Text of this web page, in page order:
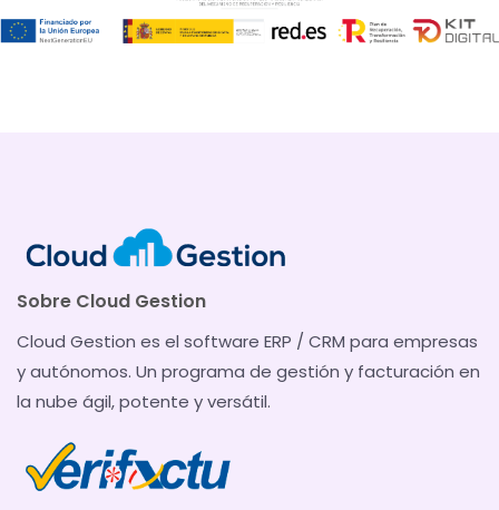
Sobre Cloud Gestion
Cloud Gestion es el software ERP / CRM para empresas
y autónomos. Un programa de gestión y facturación en
la nube ágil, potente y versátil.